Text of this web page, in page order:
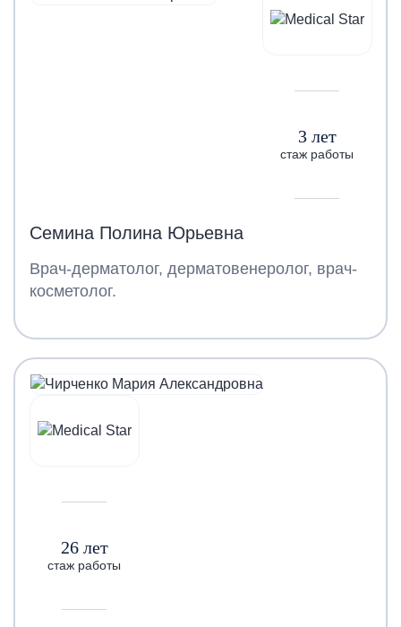
3 лет
стаж работы
Семина Полина Юрьевна
Врач-дерматолог, дерматовенеролог, врач-
косметолог.
26 лет
стаж работы